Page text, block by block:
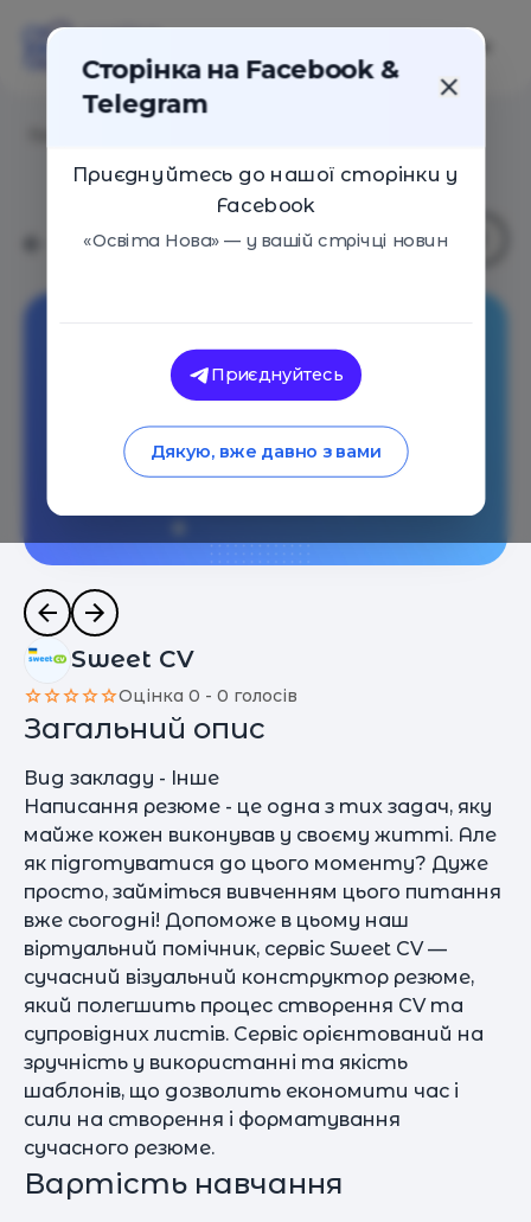
Sweet CV
Оцінка 0 - 0 голосів
Загальний опис
Вид закладу - Інше
Написання резюме - це одна з тих задач, яку
майже кожен виконував у своєму житті. Але
як підготуватися до цього моменту? Дуже
просто, займіться вивченням цього питання
вже сьогодні! Допоможе в цьому наш
віртуальний помічник, сервіс Sweet CV —
сучасний візуальний конструктор резюме,
який полегшить процес створення CV та
супровідних листів. Сервіс орієнтований на
зручність у використанні та якість
шаблонів, що дозволить економити час і
сили на створення і форматування
сучасного резюме.
Вартість навчання
Сторінка на Facebook &
Telegram
Приєднуйтесь до нашої сторінки у
Facebook
«Освіта Нова» — у вашій стрічці новин
Приєднуйтесь
Дякую, вже давно з вами